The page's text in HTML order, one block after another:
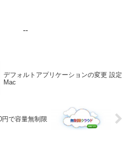
--
デフォルトアプリケーションの変更 設定
Mac
円で容量無制限